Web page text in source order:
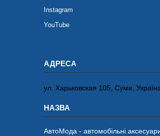
Instagram
YouTube
ул. Харьковская 105, Суми,
АвтоМода - автомобільні